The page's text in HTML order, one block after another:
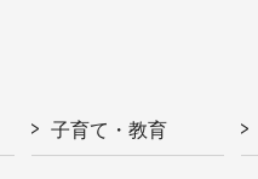
子育て・教育